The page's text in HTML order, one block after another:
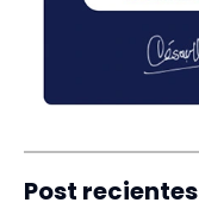
Post recientes